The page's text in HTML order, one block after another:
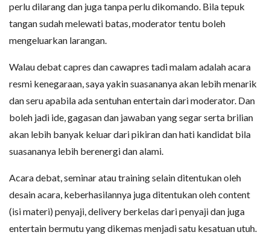
perlu dilarang dan juga tanpa perlu dikomando. Bila tepuk
tangan sudah melewati batas, moderator tentu boleh
mengeluarkan larangan.
Walau debat capres dan cawapres tadi malam adalah acara
resmi kenegaraan, saya yakin suasananya akan lebih menarik
dan seru apabila ada sentuhan entertain dari moderator. Dan
boleh jadi ide, gagasan dan jawaban yang segar serta brilian
akan lebih banyak keluar dari pikiran dan hati kandidat bila
suasananya lebih berenergi dan alami.
Acara debat, seminar atau training selain ditentukan oleh
desain acara, keberhasilannya juga ditentukan oleh content
(isi materi) penyaji, delivery berkelas dari penyaji dan juga
entertain bermutu yang dikemas menjadi satu kesatuan utuh.